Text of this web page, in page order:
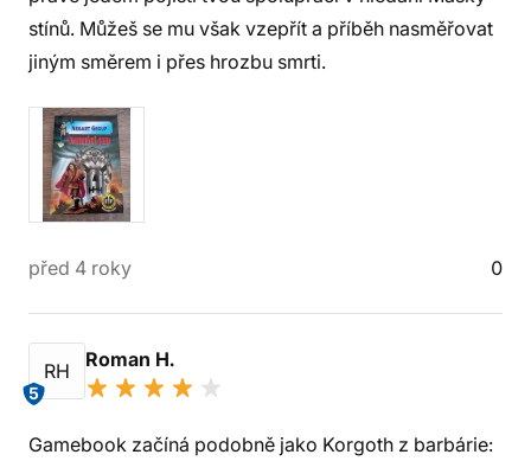
stínů. Můžeš se mu však vzepřít a příběh nasměřovat
jiným směrem i přes hrozbu smrti.
před 4 roky 0
RH
5
Roman H.
Gamebook začíná podobně jako Korgoth z barbárie: